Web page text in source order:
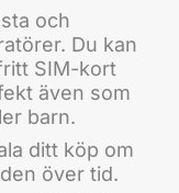
och
Du kan
SIM-kort
även som
barn.
ditt köp om
över tid.